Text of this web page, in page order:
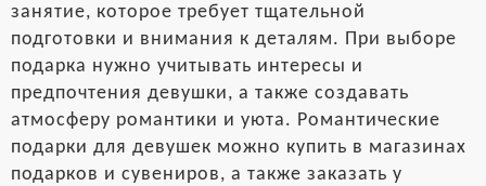
занятие, которое требует тщательной
подготовки и внимания к деталям. При выборе
подарка нужно учитывать интересы и
предпочтения девушки, а также создавать
атмосферу романтики и уюта. Романтические
подарки для девушек можно купить в магазинах
подарков и сувениров, а также заказать у